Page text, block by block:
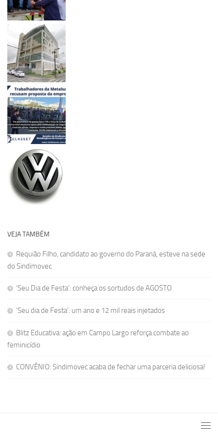
VEJA TAMBÉM
Requião Filho, candidato ao governo do Paraná, esteve na sede
do Sindimovec
‘Seu Dia de Festa’: conheça os sortudos de AGOSTO
‘Seu dia de Festa’: um ano e 12 mil reais injetados
Blitz Educativa: ação em Campo Largo reforça combate ao
feminicídio
CONVÊNIO: Sindimovec acaba de fechar uma parceria deliciosa!